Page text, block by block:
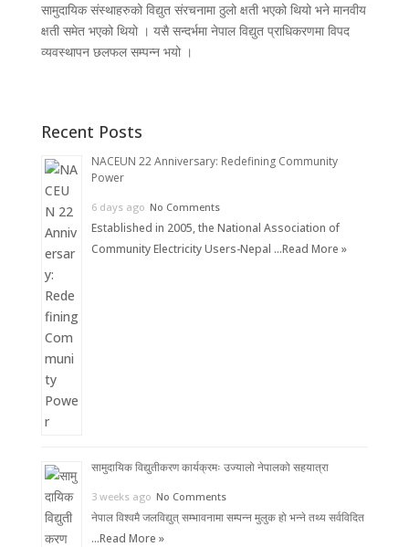
सामुदायिक संस्थाहरुको विद्युत संरचनामा ठुलो क्षती भएको थियो भने मानवीय
क्षती समेत भएको थियो । यसै सन्दर्भमा नेपाल विद्युत प्राधिकरणमा विपद
व्यवस्थापन छलफल सम्पन्न भयो ।
Recent Posts
NACEUN 22 Anniversary: Redefining Community
Power
6 days ago No Comments
Established in 2005, the National Association of
Community Electricity Users-Nepal …Read More »
सामुदायिक विद्युतीकरण कार्यक्रमः उज्यालो नेपालको सहयात्रा
3 weeks ago No Comments
नेपाल विश्वमै जलविद्युत् सम्भावनामा सम्पन्न मुलुक हो भन्ने तथ्य सर्वविदित
…Read More »